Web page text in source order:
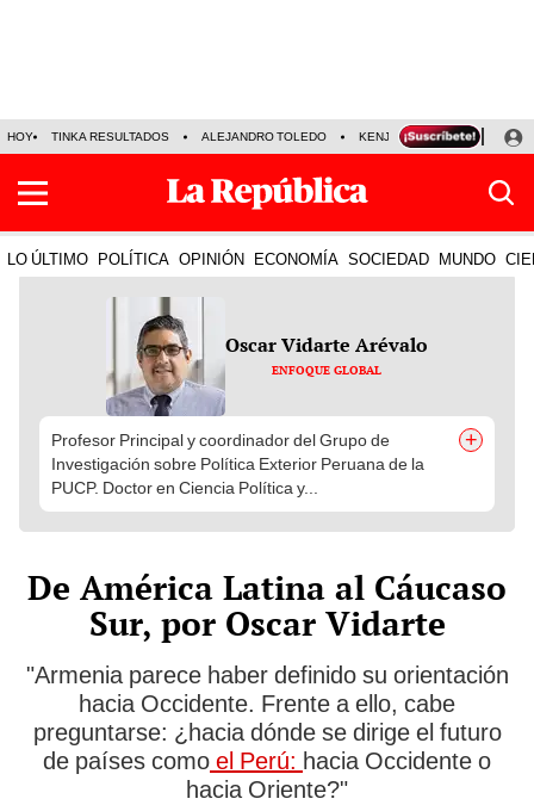
HOY TINKA RESULTADOS ALEJANDRO TOLEDO KENJI FUJIMORI
LO ÚLTIMO POLÍTICA OPINIÓN ECONOMÍA SOCIEDAD MUNDO
Oscar Vidarte Arévalo
ENFOQUE GLOBAL
Profesor Principal y coordinador del Grupo de
Investigación sobre Política Exterior Peruana de la
PUCP. Doctor en Ciencia Política y...
+
De América Latina al Cáucaso
Sur, por Oscar Vidarte
"Armenia parece haber definido su orientación
hacia Occidente. Frente a ello, cabe
preguntarse: ¿hacia dónde se dirige el futuro
de países como el Perú: hacia Occidente o
hacia Oriente?"